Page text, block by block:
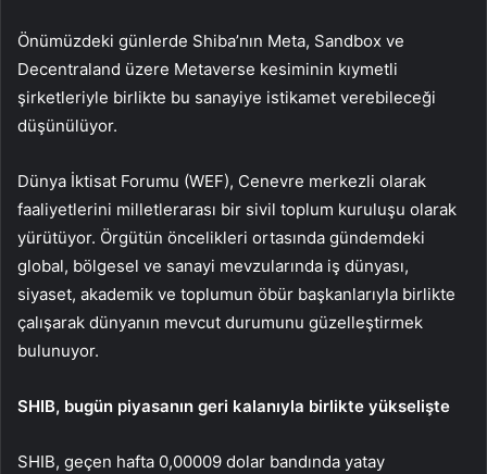
Önümüzdeki günlerde Shiba’nın Meta, Sandbox ve
Decentraland üzere Metaverse kesiminin kıymetli
şirketleriyle birlikte bu sanayiye istikamet verebileceği
düşünülüyor.
Dünya İktisat Forumu (WEF), Cenevre merkezli olarak
faaliyetlerini milletlerarası bir sivil toplum kuruluşu olarak
yürütüyor. Örgütün öncelikleri ortasında gündemdeki
global, bölgesel ve sanayi mevzularında iş dünyası,
siyaset, akademik ve toplumun öbür başkanlarıyla birlikte
çalışarak dünyanın mevcut durumunu güzelleştirmek
bulunuyor.
SHIB, bugün piyasanın geri kalanıyla birlikte yükselişte
SHIB, geçen hafta 0,00009 dolar bandında yatay